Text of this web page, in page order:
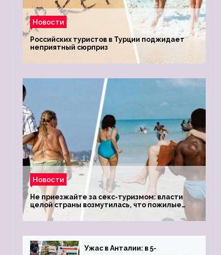
Новости
Российских туристов в Турции поджидает
неприятный сюрприз
Новости
Не приезжайте за секс-туризмом: власти
целой страны возмутилась, что пожилые
туристки массово едут к ним, чтобы
обзавестись молодыми любовниками
Ужас в Анталии: в 5-